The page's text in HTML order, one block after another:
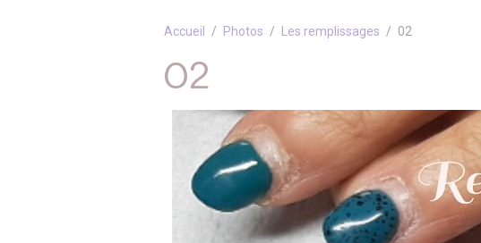
Accueil Photos Les remplissages 02
02